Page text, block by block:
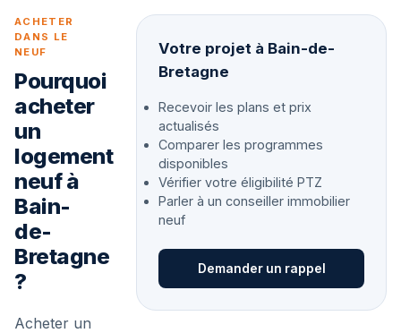
ACHETER
DANS LE
NEUF
Pourquoi
acheter
un
logement
neuf à
Bain-
de-
Bretagne
?
Acheter un
Votre projet à Bain-de-
Bretagne
Recevoir les plans et prix
actualisés
Comparer les programmes
disponibles
Vérifier votre éligibilité PTZ
Parler à un conseiller immobilier
neuf
Demander un rappel